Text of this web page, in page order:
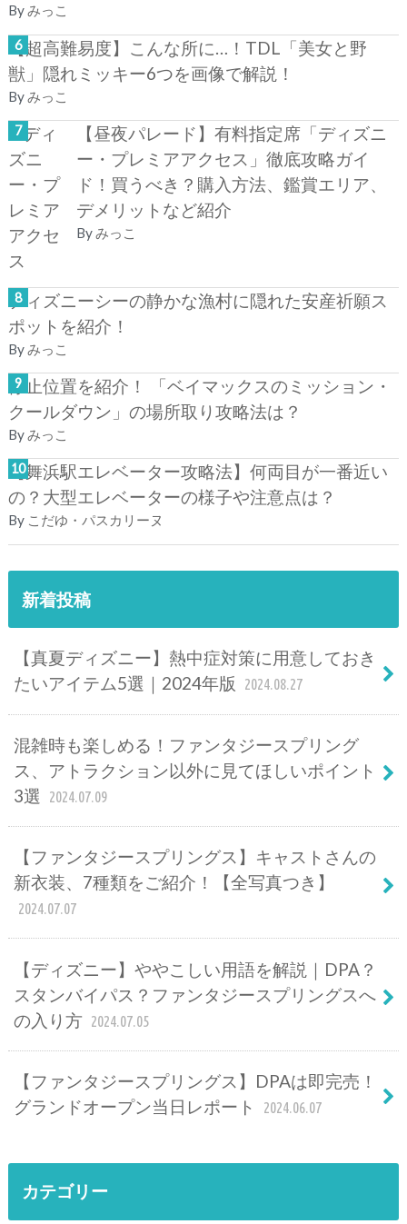
Byみっこ
【超高難易度】こんな所に…！TDL「美女と野
獣」隠れミッキー6つを画像で解説！
Byみっこ
【昼夜パレード】有料指定席「ディズニ
ー・プレミアアクセス」徹底攻略ガイ
ド！買うべき？購入方法、鑑賞エリア、
デメリットなど紹介
Byみっこ
ディズニーシーの静かな漁村に隠れた安産祈願ス
ポットを紹介！
By みっこ
停止位置を紹介！ 「ベイマックスのミッション・
クールダウン」の場所取り攻略法は？
Byみっこ
【舞浜駅エレベーター攻略法】何両目が一番近い
の？大型エレベーターの様子や注意点は？
By こだゆ・パスカリーヌ
新着投稿
【真夏ディズニー】熱中症対策に用意しておき
たいアイテム5選｜2024年版
2024.08.27
混雑時も楽しめる！ファンタジースプリング
ス、アトラクション以外に見てほしいポイント
3選
2024.07.09
【ファンタジースプリングス】キャストさんの
新衣装、7種類をご紹介！【全写真つき】
2024.07.07
【ディズニー】ややこしい用語を解説｜DPA？
スタンバイパス？ファンタジースプリングスへ
の入り方 2024.07.05
【ファンタジースプリングス】DPAは即完売！
グランドオープン当日レポート
2024.06.07
カテゴリー